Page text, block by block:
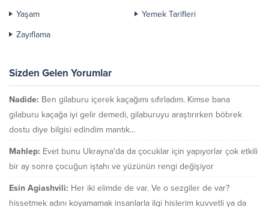
Yaşam
Yemek Tarifleri
Zayıflama
Sizden Gelen Yorumlar
Nadide: Ben gilaburu içerek kaçağımı sıfırladım. Kimse bana
gilaburu kaçağa iyi gelir demedi, gilaburuyu araştırırken böbrek
dostu diye bilgisi edindim mantık...
Mahlep: Evet bunu Ukrayna'da da çocuklar için yapıyorlar çok etkili
bir ay sonra çocuğun iştahı ve yüzünün rengi değişiyor
Esin Agiashvili: Her iki elimde de var. Ve o sezgiler de var?
hissetmek adını koyamamak insanlarla ilgi hislerim kuvvetli ya da